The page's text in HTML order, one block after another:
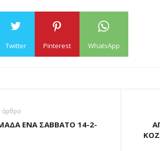
Twitter Pinterest WhatsApp
άρθρο
ΕΝΑ ΣΑΒΒΑΤΟ 14-2-